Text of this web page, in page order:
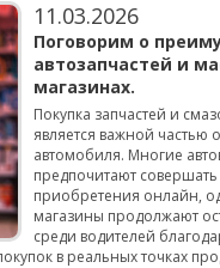
11.03.2026
Поговорим о
автозапчастей и
магазинах.
Покупка запчастей и
является важной частью
автомобиля. Многие
предпочитают
приобретения онлайн,
магазины продолжают
среди водителей
в реальных точках